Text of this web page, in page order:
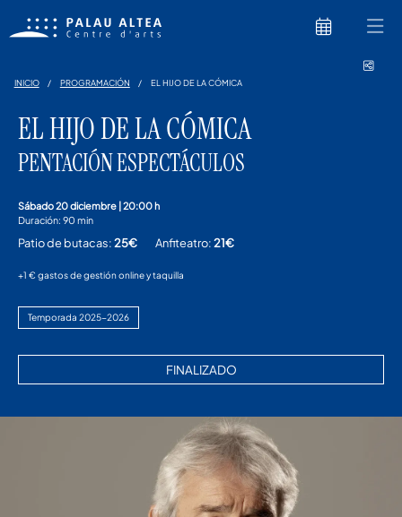
INICIO PROGRAMACIÓN EL HIJO DE LA CÓMICA
EL HIJO DE LA CÓMICA
PENTACIÓN ESPECTÁCULOS
sábado 20 diciembre |20:00 h
Duración: 90 min
Patio de butacas:25€ Anfiteatro:21€
+1 € gastos de gestión online y taquilla
Temporada 2025-2026
FINALIZADO